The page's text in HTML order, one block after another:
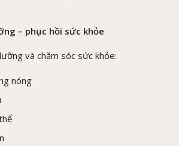
– phục hồi sức khỏe
và chăm sóc sức khỏe:
nóng